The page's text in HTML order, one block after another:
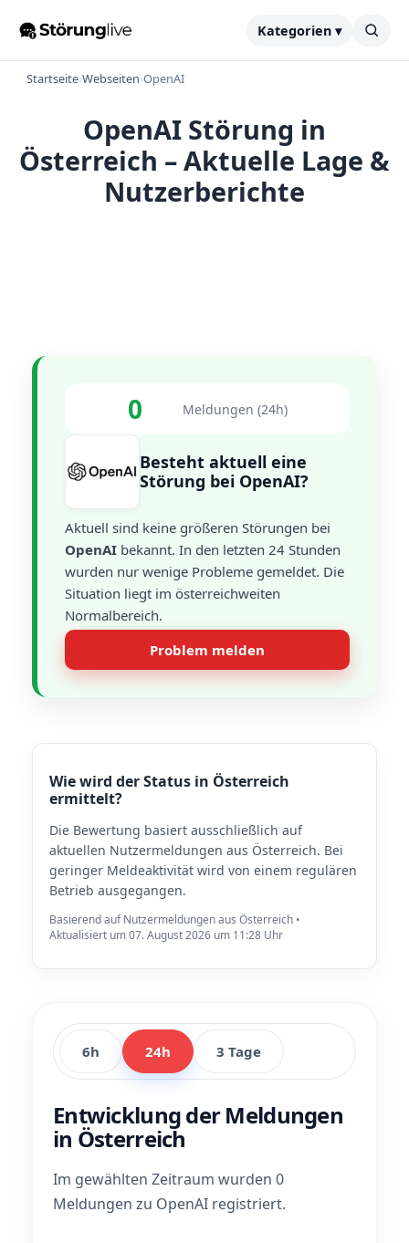
Kategorien ▾
Startseite›Webseiten›OpenAI
OpenAI Störung in
Österreich – Aktuelle Lage &
Nutzerberichte
0 Meldungen (24h)
Besteht aktuell eine
Störung bei OpenAI?
Aktuell sind keine größeren Störungen bei
OpenAI bekannt. In den letzten 24 Stunden
wurden nur wenige Probleme gemeldet. Die
Situation liegt im österreichweiten
Normalbereich.
Problem melden
Wie wird der Status in Österreich
ermittelt?
Die Bewertung basiert ausschließlich auf
aktuellen Nutzermeldungen aus Österreich. Bei
geringer Meldeaktivität wird von einem regulären
Betrieb ausgegangen.
Basierend auf Nutzermeldungen aus Österreich •
Aktualisiert um 07. August 2026 um 11:28 Uhr
6h 24h 3 Tage
Entwicklung der Meldungen
in Österreich
Im gewählten Zeitraum wurden 0
Meldungen zu OpenAI registriert.